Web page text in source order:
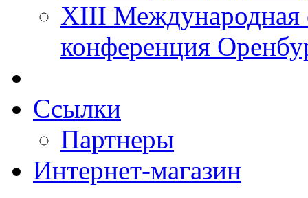
XIII Международная
конференция
Ссылки
Партнеры
Интернет-магазин